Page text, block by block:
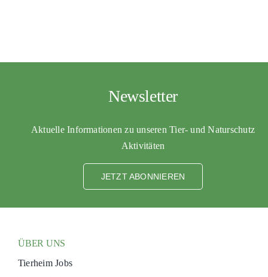
Newsletter
Aktuelle Informationen zu unseren Tier- und Naturschutz
Aktivitäten
JETZT ABONNIEREN
ÜBER UNS
Tierheim Jobs